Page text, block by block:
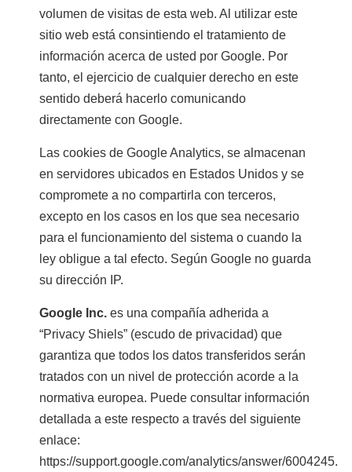
volumen de visitas de esta web. Al utilizar este
sitio web está consintiendo el tratamiento de
información acerca de usted por Google. Por
tanto, el ejercicio de cualquier derecho en este
sentido deberá hacerlo comunicando
directamente con Google.
Las cookies de Google Analytics, se almacenan
en servidores ubicados en Estados Unidos y se
compromete a no compartirla con terceros,
excepto en los casos en los que sea necesario
para el funcionamiento del sistema o cuando la
ley obligue a tal efecto. Según Google no guarda
su dirección IP.
Google Inc. es una compañía adherida a
“Privacy Shiels” (escudo de privacidad) que
garantiza que todos los datos transferidos serán
tratados con un nivel de protección acorde a la
normativa europea. Puede consultar información
detallada a este respecto a través del siguiente
enlace:
https://support.google.com/analytics/answer/6004245.